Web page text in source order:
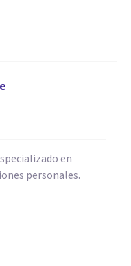
en
personales.